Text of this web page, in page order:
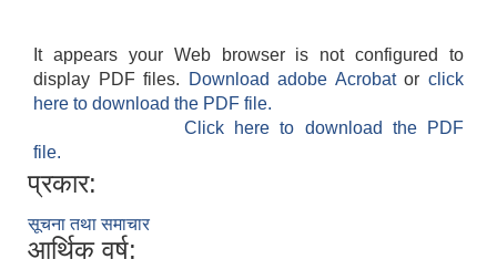
It appears your Web browser is not configured to
display PDF files.
Download adobe Acrobatorclick
here to download the PDF file.
Click here to download the PDF
file.
प्रकार:
सूचना तथा समाचार
आर्थिक वर्ष: